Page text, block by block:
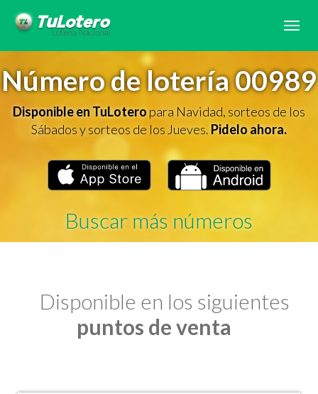
Número de lotería 00989
Disponible en TuLoteropara Navidad, sorteos de los
Sábados y sorteos de los Jueves.Pidelo ahora.
Buscar más números
Disponible en los siguientes
puntos de venta